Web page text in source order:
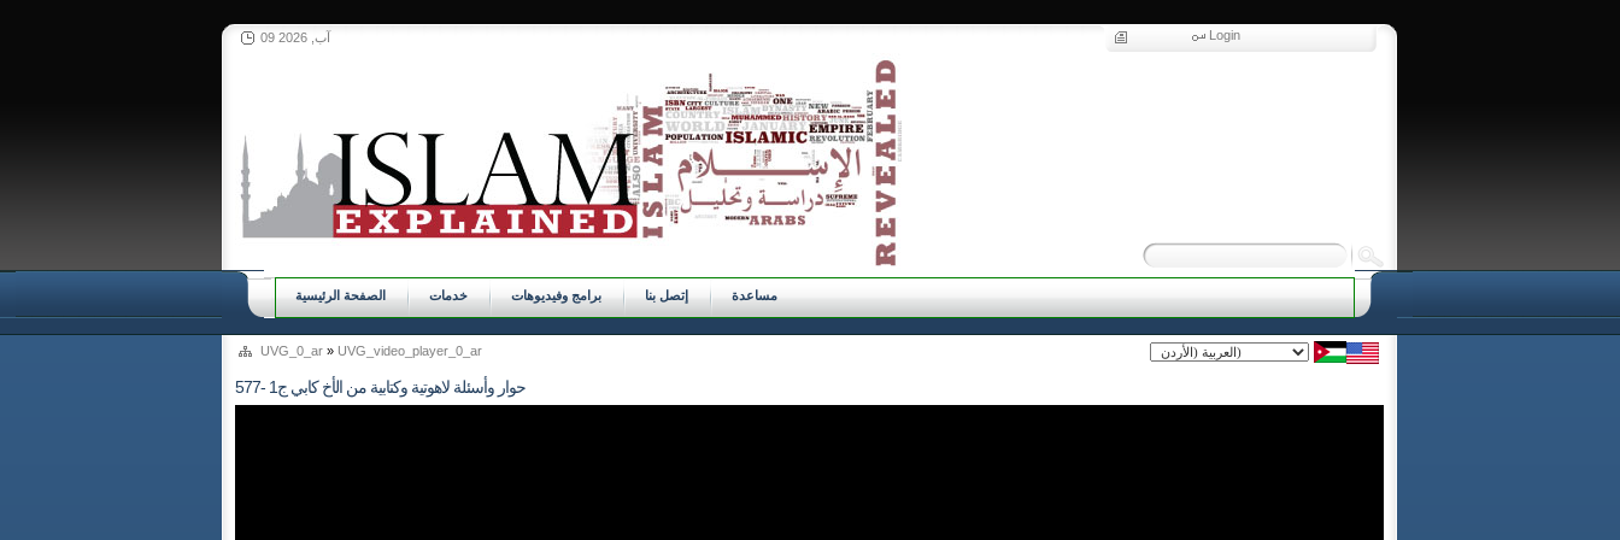
09 آب, 2026 Login
الصفحة الرئيسية خدمات برامج وفيديوهات إتصل بنا مساعدة
UVG_0_ar » UVG_video_player_0_ar
577- حوار وأسئلة لاهوتية وكتابية من الأخ كابي ج1